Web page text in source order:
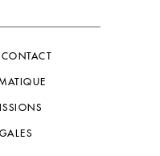
CONTACT